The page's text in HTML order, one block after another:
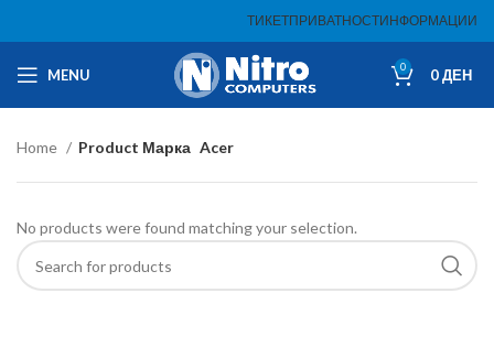
ТИКЕТПРИВАТНОСТИНФОРМАЦИИ
MENU 0 0ДЕН
Home Product Марка Acer
No products were found matching your selection.